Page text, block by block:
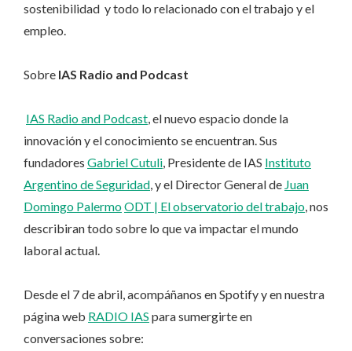
sostenibilidad y todo lo relacionado con el trabajo y el
empleo.
Sobre IAS Radio and Podcast
IAS Radio and Podcast, el nuevo espacio donde la
innovación y el conocimiento se encuentran. Sus
fundadores Gabriel Cutuli, Presidente de IAS Instituto
Argentino de Seguridad, y el Director General de Juan
Domingo PalermoODT | El observatorio del trabajo, nos
describiran todo sobre lo que va impactar el mundo
laboral actual.
Desde el 7 de abril, acompáñanos en Spotify y en nuestra
página web RADIO IAS para sumergirte en
conversaciones sobre: